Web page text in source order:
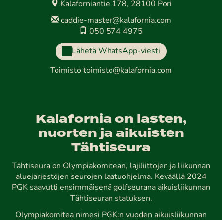
Kalaforniantie 178, 28100 Pori
caddie-master@kalafornia.com
050 574 4975
Lähetä WhatsApp-viesti
Toimisto toimisto@kalafornia.com
Kalafornia on lasten,
nuorten ja aikuisten
Tähtiseura
Tähtiseura on Olympiakomitean, lajiliittojen ja liikunnan
aluejärjestöjen seurojen laatuohjelma. Keväällä 2024
PGK saavutti ensimmäisenä golfseurana aikuisliikunnan
Tähtiseuran statuksen.
Olympiakomitea nimesi PGK:n vuoden aikuisliikunnan